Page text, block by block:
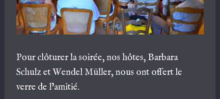
Pour clôturer la soirée, nos hôtes, Barbara
Schulz et Wendel Müller, nous ont offert le
verre de l’amitié.